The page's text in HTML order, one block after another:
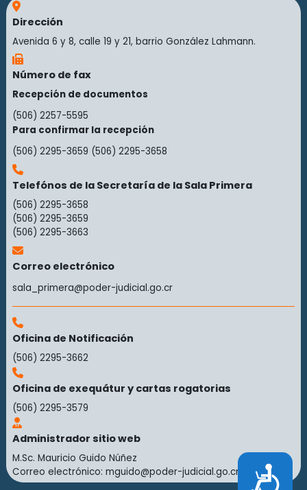
Accesibilidad
Dirección
Avenida 6 y 8, calle 19 y 21, barrio González Lahmann.
Número de fax
Recepción de documentos
(506) 2257-5595
Para confirmar la recepción
(506) 2295-3659 (506) 2295-3658
Telefónos de la Secretaría de la Sala Primera
(506) 2295-3658
(506) 2295-3659
(506) 2295-3663
Correo electrónico
sala_primera@poder-judicial.go.cr
Oficina de Notificación
(506) 2295-3662
Oficina de exequátur y cartas rogatorias
(506) 2295-3579
Administrador sitio web
M.Sc. Mauricio Guido Núñez
Correo electrónico: mguido@poder-judicial.go.cr